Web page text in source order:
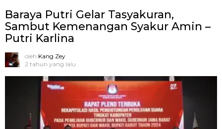
Baraya Putri Gelar Tasyakuran,
Sambut Kemenangan Syakur Amin –
Putri Karlina
oleh Kang Zey
2 tahun yang lalu